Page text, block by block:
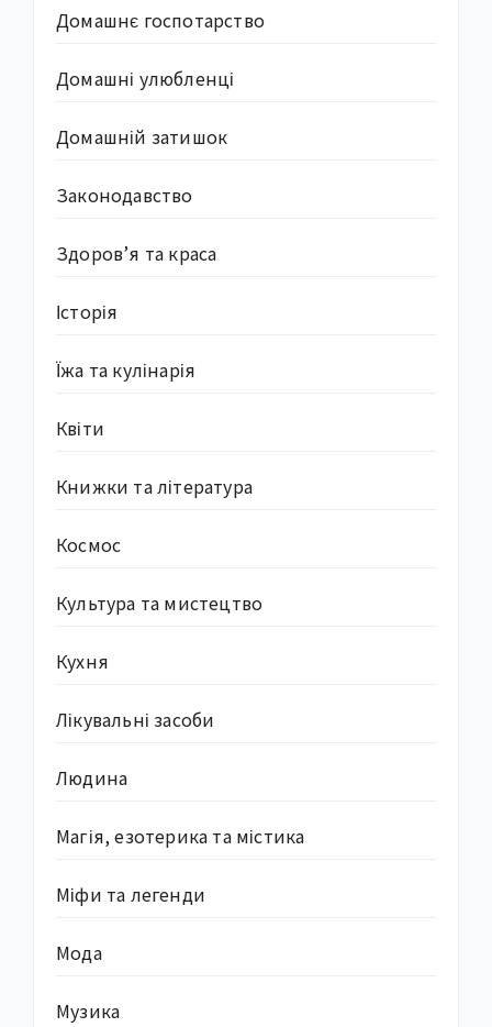
Домашнє госпотарство
Домашні улюбленці
Домашній затишок
Законодавство
Здоров’я та краса
Історія
Їжа та кулінарія
Квіти
Книжки та література
Космос
Культура та мистецтво
Кухня
Лікувальні засоби
Людина
Магія, езотерика та містика
Міфи та легенди
Мода
Музика